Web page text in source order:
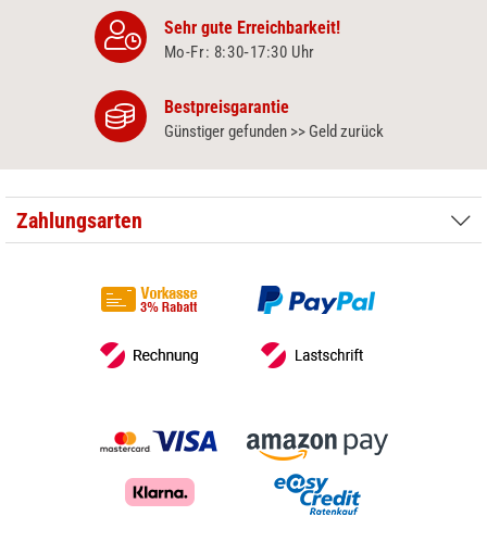
Sehr gute Erreichbarkeit!
Mo-Fr: 8:30‑17:30 Uhr
Bestpreisgarantie
Günstiger gefunden >> Geld zurück
Zahlungsarten